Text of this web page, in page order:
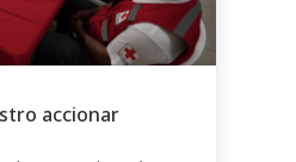
accionar